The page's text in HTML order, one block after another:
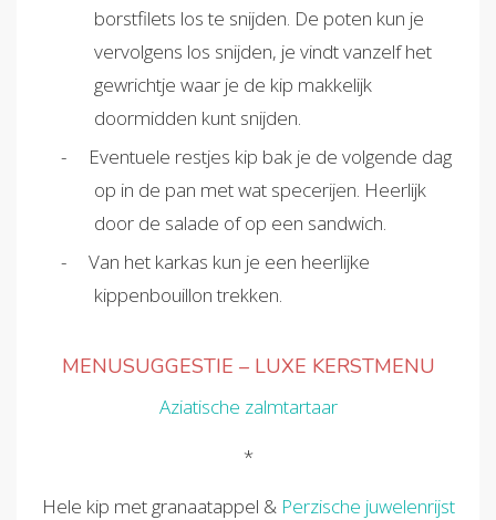
borstfilets los te snijden. De poten kun je
vervolgens los snijden, je vindt vanzelf het
gewrichtje waar je de kip makkelijk
doormidden kunt snijden.
Eventuele restjes kip bak je de volgende dag
op in de pan met wat specerijen. Heerlijk
door de salade of op een sandwich.
Van het karkas kun je een heerlijke
kippenbouillon trekken.
MENUSUGGESTIE – LUXE KERSTMENU
Aziatische zalmtartaar
*
Hele kip met granaatappel & Perzische juwelenrijst